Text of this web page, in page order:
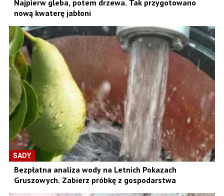
Najpierw gleba, potem drzewa. Tak przygotowano
nową kwaterę jabłoni
SADY
Bezpłatna analiza wody na Letnich Pokazach
Gruszowych. Zabierz próbkę z gospodarstwa